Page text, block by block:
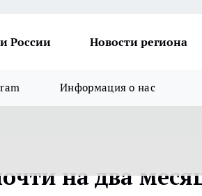
России Новости региона
Информация о нас
на два